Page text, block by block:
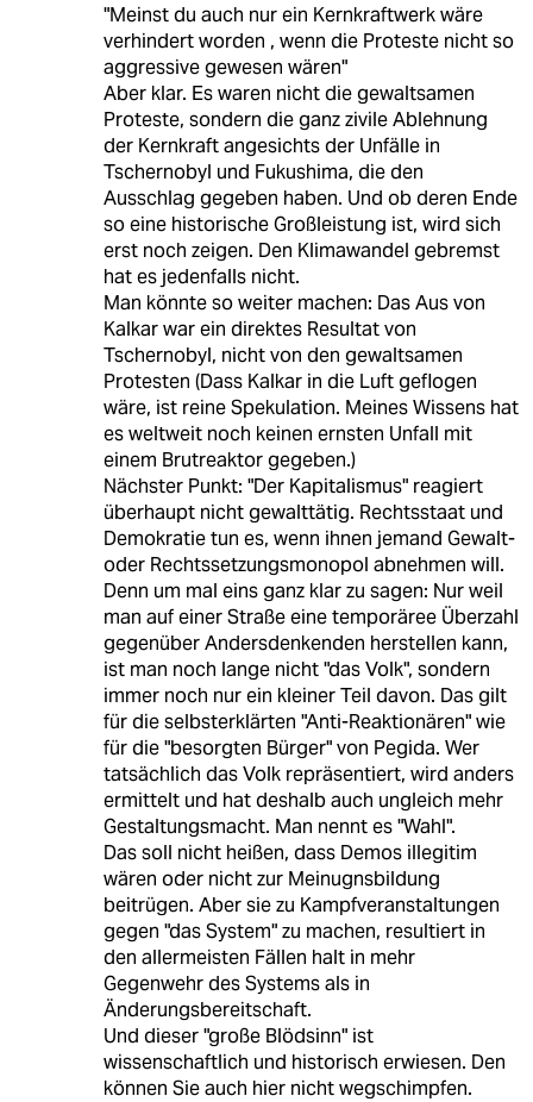
"Meinst du auch nur ein Kernkraftwerk wäre
verhindert worden , wenn die Proteste nicht so
aggressive gewesen wären"
Aber klar. Es waren nicht die gewaltsamen
Proteste, sondern die ganz zivile Ablehnung
der Kernkraft angesichts der Unfälle in
Tschernobyl und Fukushima, die den
Ausschlag gegeben haben. Und ob deren Ende
so eine historische Großleistung ist, wird sich
erst noch zeigen. Den Klimawandel gebremst
hat es jedenfalls nicht.
Man könnte so weiter machen: Das Aus von
Kalkar war ein direktes Resultat von
Tschernobyl, nicht von den gewaltsamen
Protesten (Dass Kalkar in die Luft geflogen
wäre, ist reine Spekulation. Meines Wissens hat
es weltweit noch keinen ernsten Unfall mit
einem Brutreaktor gegeben.)
Nächster Punkt: "Der Kapitalismus" reagiert
überhaupt nicht gewalttätig. Rechtsstaat und
Demokratie tun es, wenn ihnen jemand Gewalt-
oder Rechtssetzungsmonopol abnehmen will.
Denn um mal eins ganz klar zu sagen: Nur weil
man auf einer Straße eine temporäree Überzahl
gegenüber Andersdenkenden herstellen kann,
ist man noch lange nicht "das Volk", sondern
immer noch nur ein kleiner Teil davon. Das gilt
für die selbsterklärten "Anti-Reaktionären" wie
für die "besorgten Bürger" von Pegida. Wer
tatsächlich das Volk repräsentiert, wird anders
ermittelt und hat deshalb auch ungleich mehr
Gestaltungsmacht. Man nennt es "Wahl".
Das soll nicht heißen, dass Demos illegitim
wären oder nicht zur Meinugnsbildung
beitrügen. Aber sie zu Kampfveranstaltungen
gegen "das System" zu machen, resultiert in
den allermeisten Fällen halt in mehr
Gegenwehr des Systems als in
Änderungsbereitschaft.
Und dieser "große Blödsinn" ist
wissenschaftlich und historisch erwiesen. Den
können Sie auch hier nicht wegschimpfen.